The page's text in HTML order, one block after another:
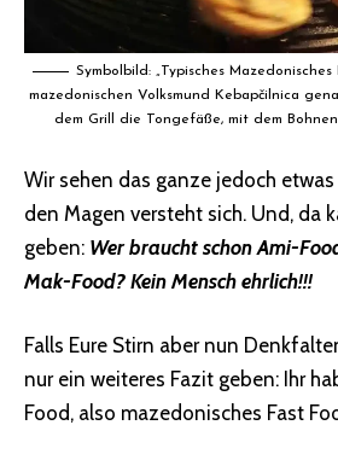
Symbolbild: „Typisches Mazedonisches
mazedonischen Volksmund Kebapčilnica
dem Grill die Tongefäße, mit dem
Wir sehen das ganze jedoch etwas
den Magen versteht sich. Und, da
geben: Wer braucht schon Ami-
Mak-Food? Kein Mensch ehrlich!!!
Falls Eure Stirn aber nun
nur ein weiteres Fazit geben: Ihr
Food, also mazedonisches Fast